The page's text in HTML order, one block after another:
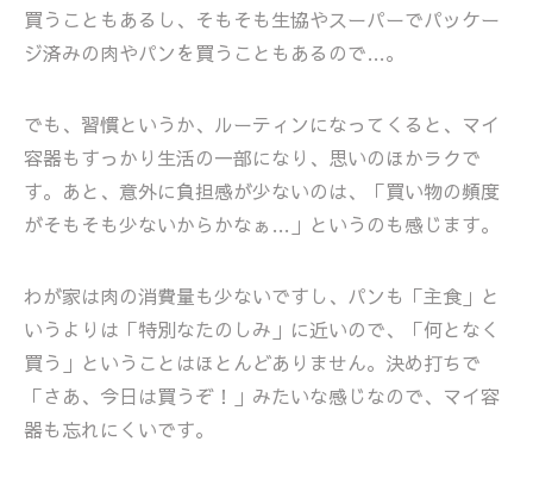
買うこともあるし、そもそも生協やスーパーでパッケー
ジ済みの肉やパンを買うこともあるので…。
でも、習慣というか、ルーティンになってくると、マイ
容器もすっかり生活の一部になり、思いのほかラクで
す。あと、意外に負担感が少ないのは、「買い物の頻度
がそもそも少ないからかなぁ…」というのも感じます。
わが家は肉の消費量も少ないですし、パンも「主食」と
いうよりは「特別なたのしみ」に近いので、「何となく
買う」ということはほとんどありません。決め打ちで
「さあ、今日は買うぞ！」みたいな感じなので、マイ容
器も忘れにくいです。